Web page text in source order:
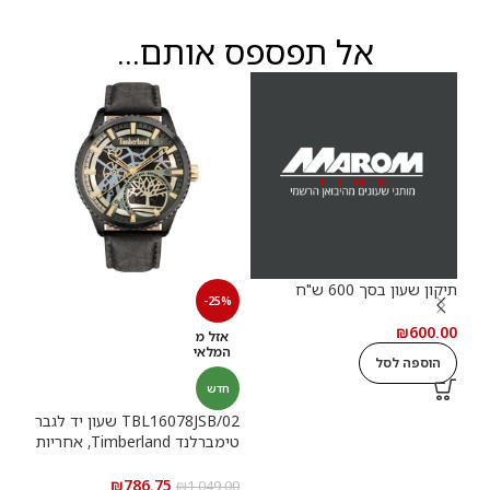
אל תפספס אותם...
תיקון שעון בסך 600 ש"ח
₪600.00
הוספה לסל
-25%
אזל מ
המלאי
חדש
TBL16078JSB/02 שעון יד לגבר
טימברלנד Timberland, אחריות
₪786.75